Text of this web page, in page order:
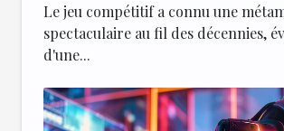
Le jeu compétitif a connu une
spectaculaire au fil des décennies,
d'une...